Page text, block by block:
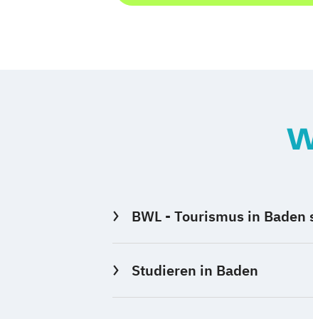
BWL - Tourismus in Baden
Studieren in Baden